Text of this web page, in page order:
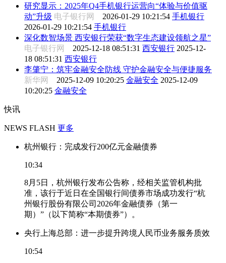
研究显示：2025年Q4手机银行运营向“体验与价值驱
动”升级 电子银行网 2026-01-29 10:21:54 手机银行
2026-01-29 10:21:54 手机银行
深化数智场景 西安银行荣获“数字生态建设领航之星”
电子银行网 2025-12-18 08:51:31 西安银行 2025-12-
18 08:51:31 西安银行
李肇宁：筑牢金融安全防线 守护金融安全与便捷服务
新华网 2025-12-09 10:20:25 金融安全 2025-12-09
10:20:25 金融安全
快讯
NEWS FLASH 更多
杭州银行：完成发行200亿元金融债券
10:34
8月5日，杭州银行发布公告称，经相关监管机构批
准，该行于近日在全国银行间债券市场成功发行“杭
州银行股份有限公司2026年金融债券（第一
期）”（以下简称“本期债券”）。
央行上海总部：进一步提升跨境人民币业务服务质效
10:54